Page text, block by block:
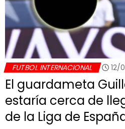
FUTBOL INTERNACIONAL 12/
El guardameta
estaría cerca de
de la Liga de